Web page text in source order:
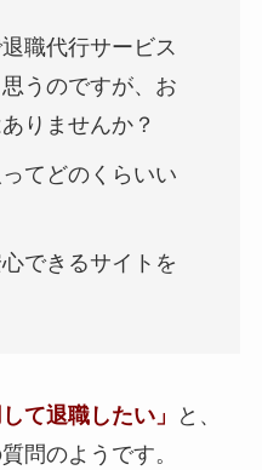
職代行サービス
うのですが、お
りませんか？
てどのくらいい
できるサイトを
て退職したい」
と、
問のようです。